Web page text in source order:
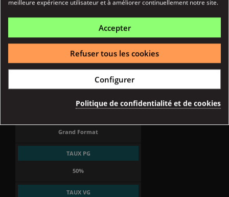
Fiche technique
ORIGINE
France
AFNOR ORIGINE FRANCE GARANTIE
Grand Format
TAUX PG
50%
TAUX VG
meilleure expérience utilisateur et à améliorer continuellement notre site.
Accepter
Refuser tous les cookies
Configurer
Politique de confidentialité et de cookies